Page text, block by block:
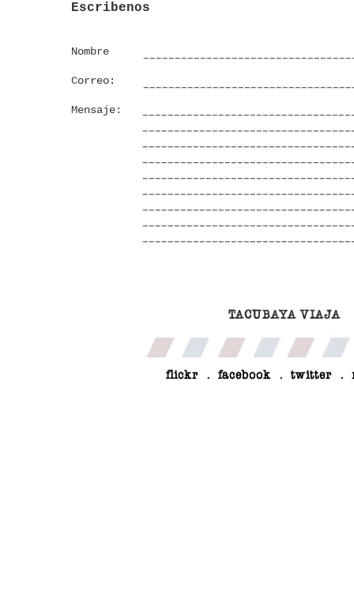
Escribenos
Nombre
Correo:
Mensaje:
TACUBAYA VIAJA
flickr . facebook . twitter .